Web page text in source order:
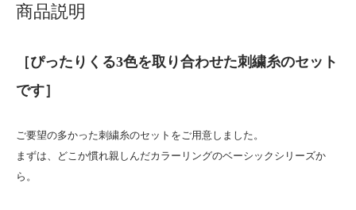
商品説明
［ぴったりくる3色を取り合わせた刺繍糸のセット
です］
ご要望の多かった刺繍糸のセットをご用意しました。
まずは、どこか慣れ親しんだカラーリングのベーシックシリーズか
ら。